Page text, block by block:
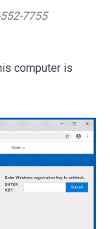
7755
computer is